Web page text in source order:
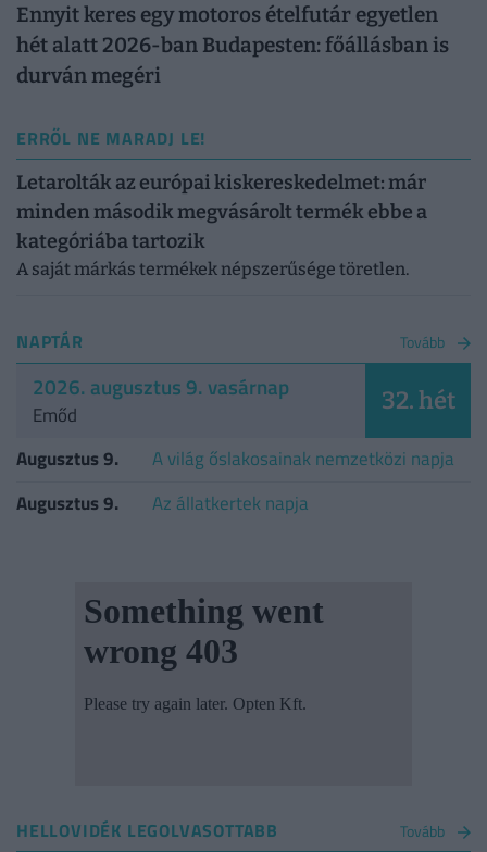
Ennyit keres egy motoros ételfutár egyetlen
hét alatt 2026-ban Budapesten: főállásban is
durván megéri
ERRŐL NE MARADJ LE!
Letarolták az európai kiskereskedelmet: már
minden második megvásárolt termék ebbe a
kategóriába tartozik
A saját márkás termékek népszerűsége töretlen.
NAPTÁR Tovább
2026. augusztus 9. vasárnap
Emőd 32. hét
Augusztus 9.
A világ őslakosainak nemzetközi napja
Augusztus 9.
Az állatkertek napja
HELLOVIDÉK LEGOLVASOTTABB Tovább